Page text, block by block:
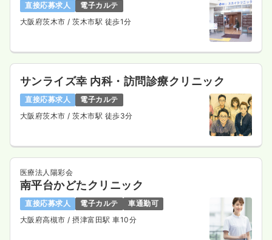
直接応募求人
電子カルテ
大阪府茨木市 / 茨木市駅 徒歩1分
サンライズ幸 内科・訪問診療クリニック
直接応募求人
電子カルテ
大阪府茨木市 / 茨木市駅 徒歩3分
医療法人陽彩会
南平台かどたクリニック
直接応募求人 電子カルテ
車通勤可
大阪府高槻市 / 摂津富田駅 車10分